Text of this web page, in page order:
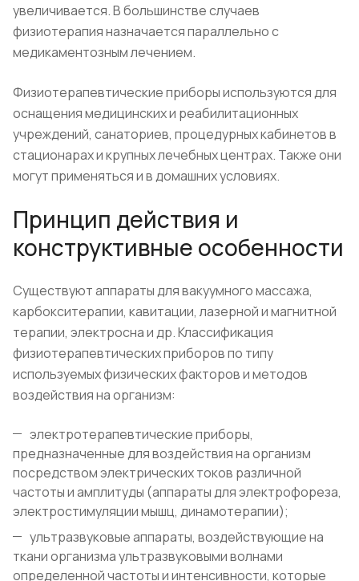
увеличивается. В большинстве случаев
физиотерапия назначается параллельно с
медикаментозным лечением.
Физиотерапевтические приборы используются для
оснащения медицинских и реабилитационных
учреждений, санаториев, процедурных кабинетов в
стационарах и крупных лечебных центрах. Также они
могут применяться и в домашних условиях.
Принцип действия и
конструктивные особенности
Существуют аппараты для вакуумного массажа,
карбокситерапии, кавитации, лазерной и магнитной
терапии, электросна и др. Классификация
физиотерапевтических приборов по типу
используемых физических факторов и методов
воздействия на организм:
электротерапевтические приборы,
предназначенные для воздействия на организм
посредством электрических токов различной
частоты и амплитуды (аппараты для электрофореза,
электростимуляции мышц, динамотерапии);
ультразвуковые аппараты, воздействующие на
ткани организма ультразвуковыми волнами
определенной частоты и интенсивности, которые